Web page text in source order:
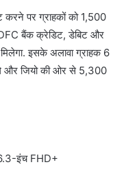
पर ग्राहकों को 1,500
बैंक क्रेडिट, डेबिट और
इसके अलावा ग्राहक 6
और जियो की ओर से 5,300
6.3-इंच FHD+